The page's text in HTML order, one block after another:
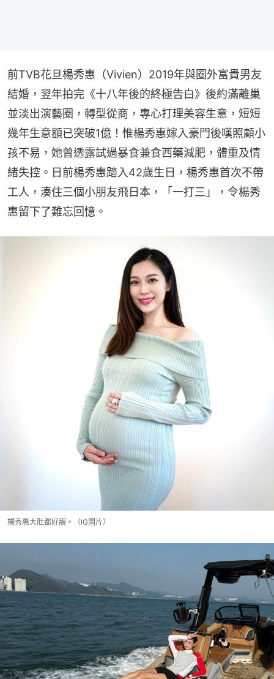
前TVB花旦楊秀惠（Vivien）2019年與圈外富貴男友
結婚，翌年拍完《十八年後的終極告白》後約滿離巢
並淡出演藝圈，轉型從商，專心打理美容生意，短短
幾年生意額已突破1億！惟楊秀惠嫁入豪門後嘆照顧小
孩不易，她曾透露試過暴食兼食西藥減肥，體重及情
緒失控。日前楊秀惠踏入42歲生日，楊秀惠首次不帶
工人，湊住三個小朋友飛日本，「一打三」，令楊秀
惠留下了難忘回憶。
楊秀惠大肚都好靚。（IG圖片）